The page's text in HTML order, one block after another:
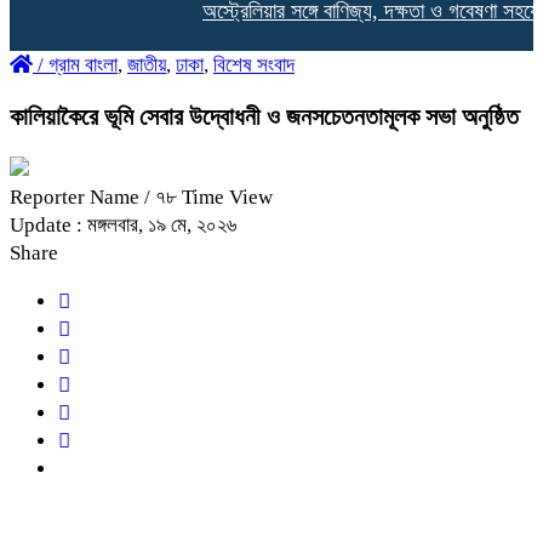
অস্ট্রেলিয়ার সঙ্গে বাণিজ্য, দক্ষতা ও গবেষণা
/ গ্রাম বাংলা, জাতীয়, ঢাকা, বিশেষ সংবাদ
কালিয়াকৈরে ভূমি সেবার উদ্বোধনী ও জনসচেতনতামূলক সভা অনুষ্ঠিত
Reporter Name / ৭৮ Time View
Update : মঙ্গলবার, ১৯ মে, ২০২৬
Share